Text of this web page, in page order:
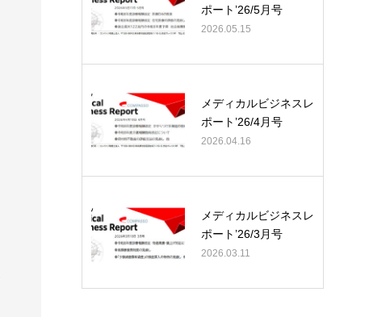
ポート’26/5月号
2026.05.15
メディカルビジネスレ
ポート’26/4月号
2026.04.16
メディカルビジネスレ
ポート’26/3月号
2026.03.11